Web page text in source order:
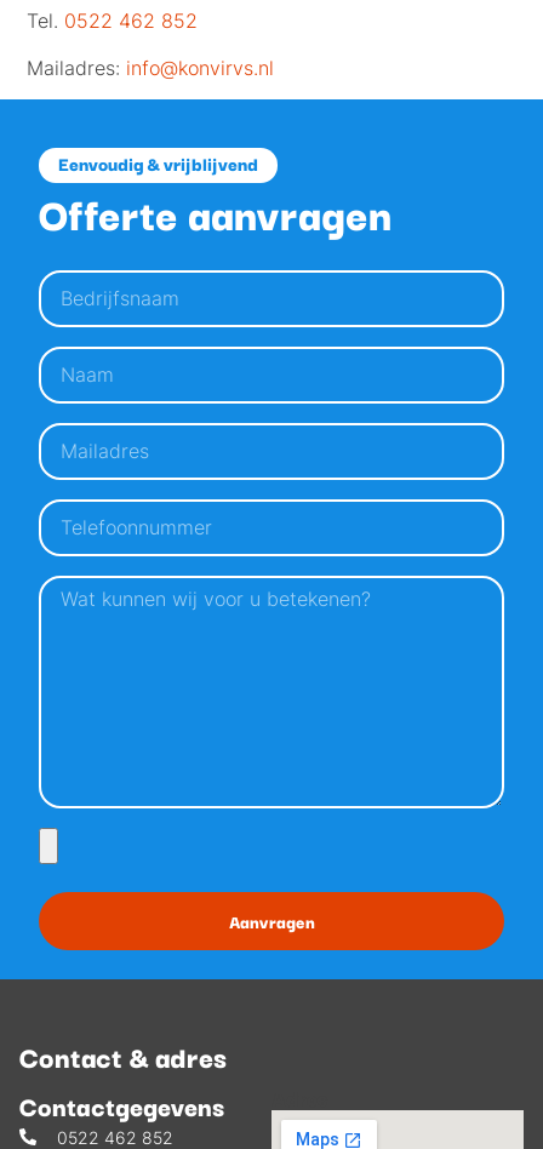
Tel. 0522 462 852
Mailadres: info@konvirvs.nl
Eenvoudig & vrijblijvend
Offerte aanvragen
Aanvragen
Contact & adres
Contactgegevens
0522 462 852